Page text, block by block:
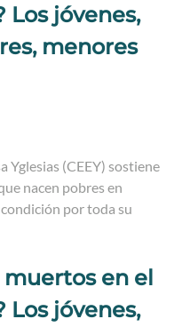
Los jóvenes,
menores
Yglesias (CEEY) sostiene
nacen pobres en
por toda su
muertos en el
Los jóvenes,